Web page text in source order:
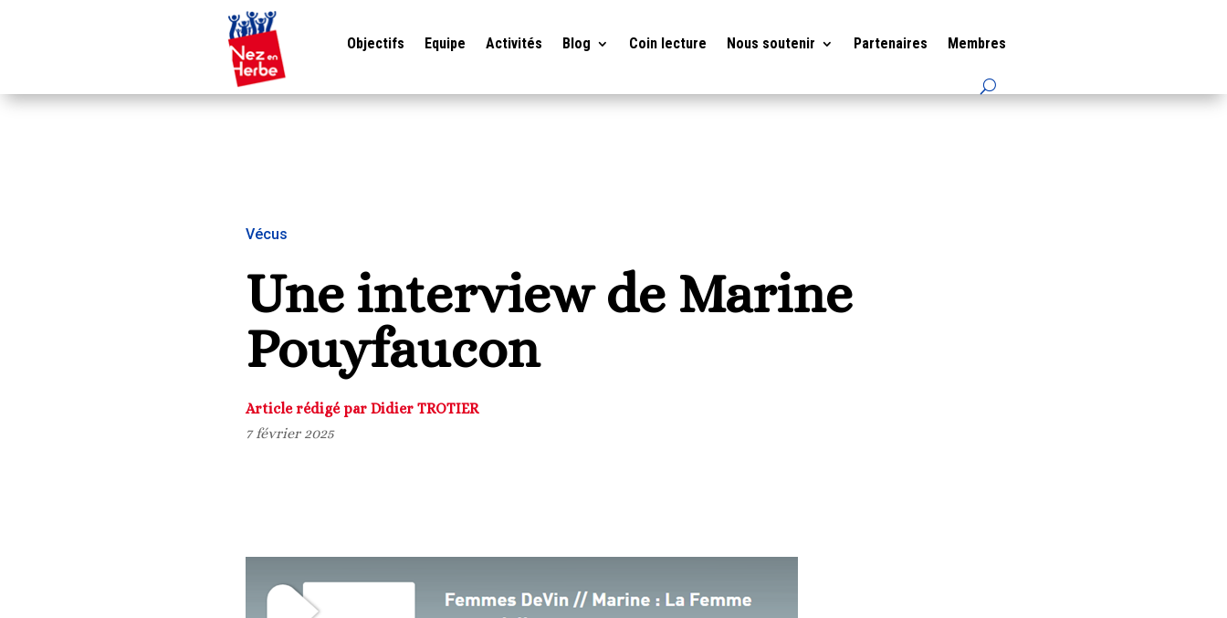
Objectifs Equipe Activités Blog Coin lecture Nous soutenir Partenaires Membres
Vécus
Une interview de Marine
Pouyfaucon
Article rédigé par Didier TROTIER
7 février 2025